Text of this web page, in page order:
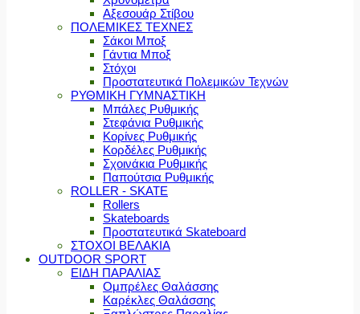
Αξεσουάρ Στίβου
ΠΟΛΕΜΙΚΕΣ ΤΕΧΝΕΣ
Σάκοι Μποξ
Γάντια Μποξ
Στόχοι
Προστατευτικά Πολεμικών Τεχνών
ΡΥΘΜΙΚΗ ΓΥΜΝΑΣΤΙΚΗ
Μπάλες Ρυθμικής
Στεφάνια Ρυθμικής
Κορίνες Ρυθμικής
Κορδέλες Ρυθμικής
Σχοινάκια Ρυθμικής
Παπούτσια Ρυθμικής
ROLLER - SKATE
Rollers
Skateboards
Προστατευτικά Skateboard
ΣΤΟΧΟΙ ΒΕΛΑΚΙΑ
OUTDOOR SPORT
ΕΙΔΗ ΠΑΡΑΛΙΑΣ
Ομπρέλες Θαλάσσης
Καρέκλες Θαλάσσης